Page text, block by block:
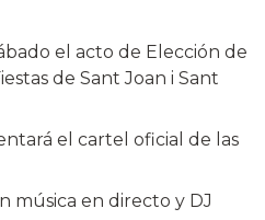
el acto de Elección de
de Sant Joan i Sant
el cartel oficial de las
música en directo y DJ